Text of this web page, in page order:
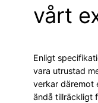
vårt
Enligt
vara utrustad
verkar däremot
ändå tillräckligt